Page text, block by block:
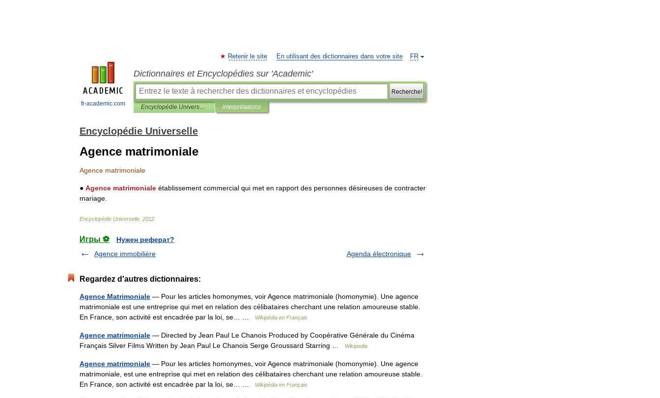
fr-academic.com
FR
Retenir le site En utilisant des dictionnaires dans votre site
Dictionnaires et Encyclopédies sur 'Academic'
Recherche!
Encyclopédie Universelle interprétations
Encyclopédie Universelle
Agence matrimoniale
Agence matrimoniale
● Agence matrimoniale établissement commercial qui met en rapport des personnes désireuses de contracter
mariage
Encyclopédie Universelle 2012
Игры ⚽
Нужен реферат?
Agence immobilière
Agenda électronique
Regardez d'autres dictionnaires:
Agence Matrimoniale — Pour les articles homonymes, voir Agence matrimoniale (homonymie). Une agence
matrimoniale est une entreprise qui met en relation des célibataires cherchant une relation amoureuse stable.
En France, son activité est encadrée par la loi, se… …
Wikipédia en Français
Agence matrimoniale — Directed by Jean Paul Le Chanois Produced by Coopérative Générale du Cinéma
Français Silver Films Written by Jean Paul Le Chanois Serge Groussard Starring …
Wikipedia
Agence matrimoniale — Pour les articles homonymes, voir Agence matrimoniale (homonymie). Une agence
matrimoniale, est une entreprise qui met en relation des célibataires cherchant une relation amoureuse stable.
En France, son activité est encadrée par la loi, se… …
Wikipédia en Français